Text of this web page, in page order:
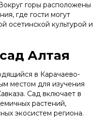
горы расположены
где гости могут
осетинской культурой и
Алтая
в Карачаево-
местом для изучения
Сад включает в
растений,
экосистем региона.